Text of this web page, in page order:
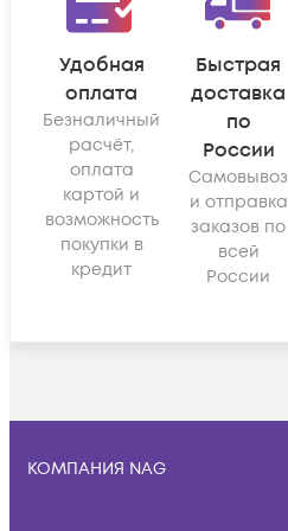
Удобная
оплата
Безналичный
расчёт,
оплата
картой и
возможность
покупки в
кредит
Быстрая
доставка
по
России
Самовывоз
и отправка
заказов по
всей
России
КОМПАНИЯ NAG